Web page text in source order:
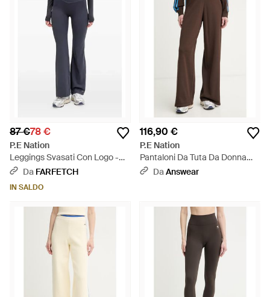
87 €78 €
P.E Nation
Leggings Svasati Con Logo -
Blu Da FARFETCH
IN SALDO
116,90 €
P.E Nation
Pantaloni Da Tuta Da Donna
Con Viscosa Retreat - Marrone
DaAnswear